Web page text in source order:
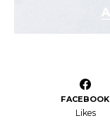
FACEBOOK
Likes